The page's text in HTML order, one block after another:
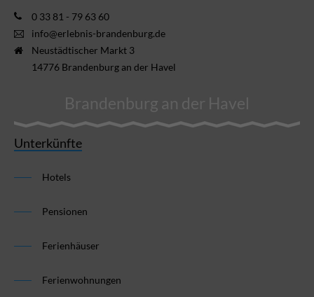
0 33 81 - 79 63 60
info@erlebnis-brandenburg.de
Neustädtischer Markt 3
14776 Brandenburg an der Havel
Brandenburg an der Havel
Unterkünfte
Hotels
Pensionen
Ferienhäuser
Ferienwohnungen